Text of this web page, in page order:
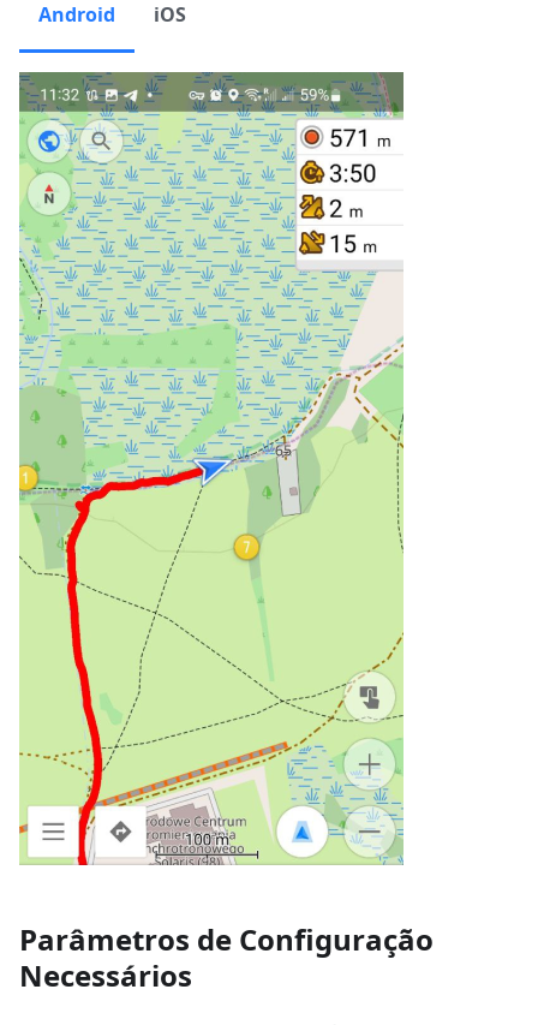
Android iOS
Parâmetros de Configuração
Necessários